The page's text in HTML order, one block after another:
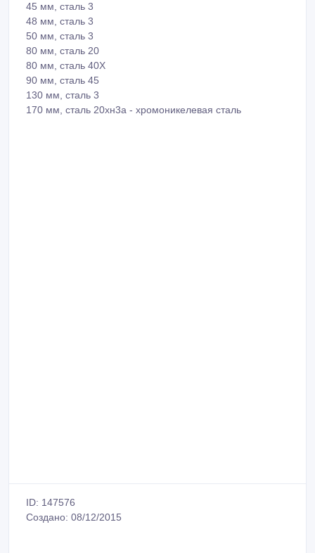
45 мм, сталь 3
48 мм, сталь 3
50 мм, сталь 3
80 мм, сталь 20
80 мм, сталь 40Х
90 мм, сталь 45
130 мм, сталь 3
170 мм, сталь 20хн3а - хромоникелевая сталь
ID: 147576
Создано: 08/12/2015